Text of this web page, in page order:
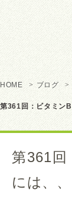
HOME ブログ
第361回：ビタミン
第361
には、、